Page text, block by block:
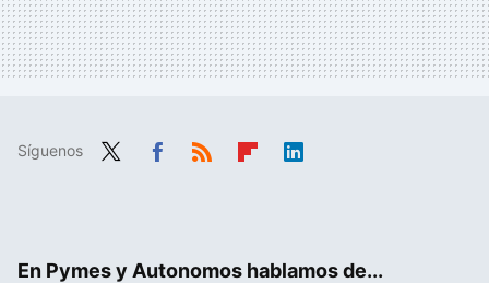
Síguenos
En Pymes y Autonomos hablamos de...